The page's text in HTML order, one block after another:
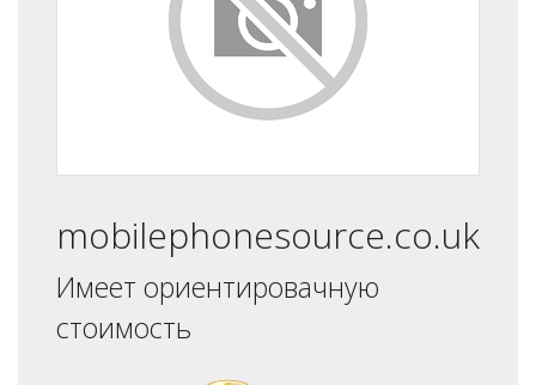
mobilephonesource.co.uk
Имеет ориентировачную
стоимость